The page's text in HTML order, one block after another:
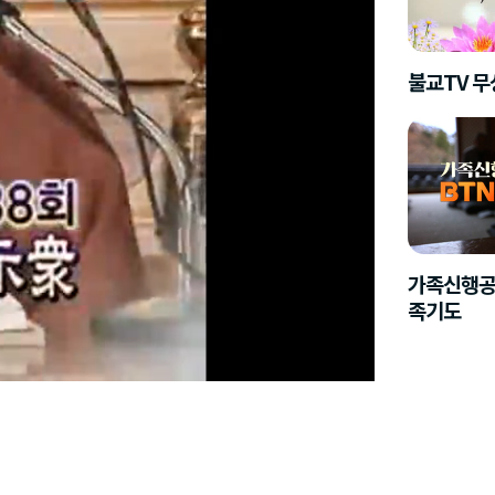
불교TV
가족신행
족기도